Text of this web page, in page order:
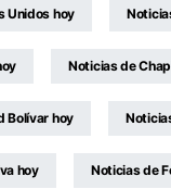
Unidos hoy
Noticias de
Bolívar hoy
hoy Noticias de